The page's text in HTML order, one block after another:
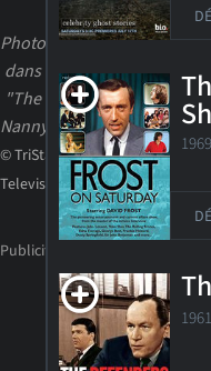
Photo
dans
"The
Nanny"
© TriStar
Television